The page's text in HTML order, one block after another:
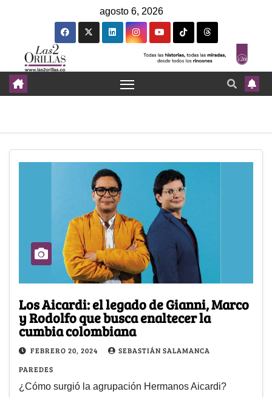
agosto 6, 2026
Los Aicardi: el legado de Gianni, Marco
y Rodolfo que busca enaltecer la
cumbia colombiana
FEBRERO 20, 2024
SEBASTIÁN SALAMANCA
PAREDES
¿Cómo surgió la agrupación Hermanos Aicardi?